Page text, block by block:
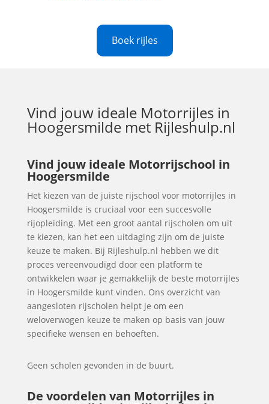
Boek rijles
Vind jouw ideale Motorrijles in
Hoogersmildemet Rijleshulp.nl
Vind jouw ideale Motorrijschool in
Hoogersmilde
Het kiezen van de juiste rijschool voor motorrijles in
Hoogersmilde is cruciaal voor een succesvolle
rijopleiding. Met een groot aantal rijscholen om uit
te kiezen, kan het een uitdaging zijn om de juiste
keuze te maken. Bij Rijleshulp.nl hebben we dit
proces vereenvoudigd door een platform te
ontwikkelen waar je gemakkelijk de beste motorrijles
in Hoogersmilde kunt vinden. Ons overzicht van
aangesloten rijscholen helpt je om een
weloverwogen keuze te maken op basis van jouw
specifieke wensen en behoeften.
Geen scholen gevonden in de buurt.
De voordelen van Motorrijles in